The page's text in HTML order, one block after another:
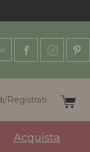
Registrati
Acquista